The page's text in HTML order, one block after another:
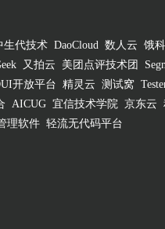
生代技术 DaoCloud 数人云 饿
又拍云 美团点评技术团
开放平台 精灵云 测试窝
AICUG 宜信技术学院 京东云
理软件 轻流无代码平台